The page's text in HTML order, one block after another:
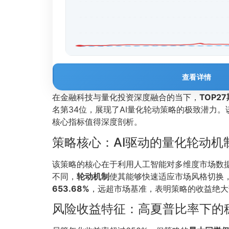
查看详情
在金融科技与量化投资深度融合的当下， TOP27
名第34位，展现了AI量化轮动策略的极致潜力
核心指标值得深度剖析。
策略核心：AI驱动的量化轮动机
该策略的核心在于利用人工智能对多维度市场
不同， 轮动机制使其能够快速适应市场风格切换
653.68% ，远超市场基准，表明策略的收益绝
风险收益特征：高夏普比率下的